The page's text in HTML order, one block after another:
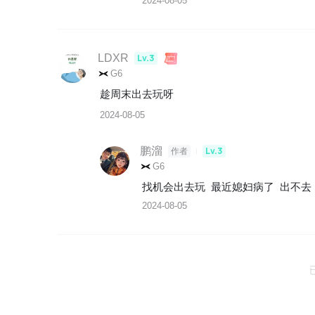
LDXR Lv.3
G6
趁周末出去玩呀
2024-08-05
鹏溜 作者 Lv.3
G6
找机会出去玩  最近媳妇病了  出不去
2024-08-05